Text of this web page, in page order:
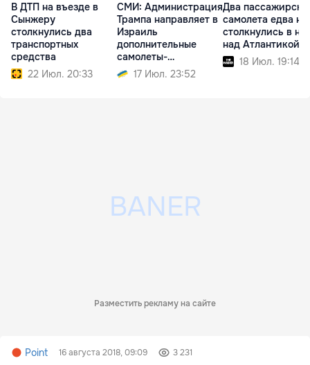
В ДТП на въезде в
Сынжеру
столкнулись два
транспортных
средства
22 Июл. 20:33
СМИ: Администрация
Трампа направляет в
Израиль
дополнительные
самолеты-
заправщики
17 Июл. 23:52
Два
самолета едва не
столкнулись в
над Атлантикой
18 Июл. 19:14
Разместить рекламу на сайте
Point 16 августа 2018, 09:09 3 231